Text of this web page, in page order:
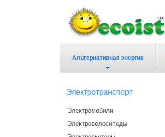
Альтернативная энергия
Электротранспорт
Электромобили
Электровелосипеды